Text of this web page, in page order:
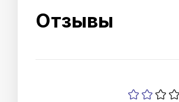
Отзывы